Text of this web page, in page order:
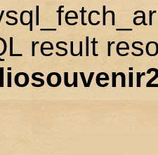
result